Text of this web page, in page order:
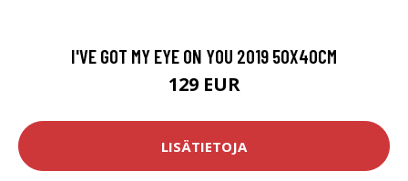
I'VE GOT MY EYE ON YOU 2019 50X40CM
129 EUR
LISÄTIETOJA